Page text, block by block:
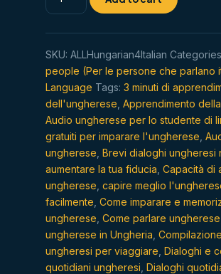
la
sempre
e
ovunque
quantity
SKU: ALLHungarian4Italian
people (Per le persone che parlano
Language Tags: 3 minuti di
dell'ungherese Apprendimento
Audio ungherese per lo studente di
gratuiti per imparare l'ungherese
ungherese Brevi dialoghi ungheresi
aumentare la tua fiducia Capacità di
ungherese capire meglio
facilmente Come imparare e
ungherese Come parlare ungherese
ungherese in Ungheria
ungheresi per viaggiare Dialoghi e
quotidiani ungheresi Dialoghi